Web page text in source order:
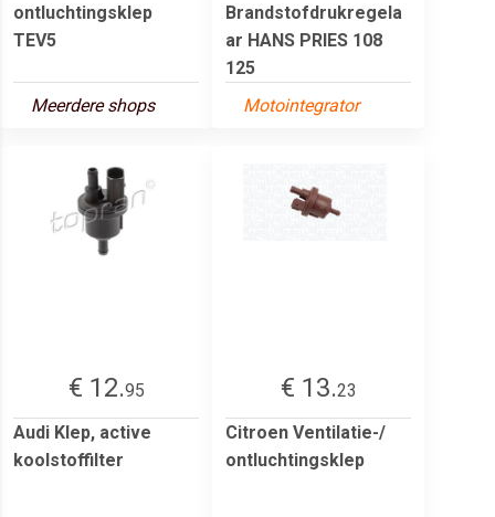
ontluchtingsklep
TEV5
Meerdere shops
Brandstofdrukregela
ar HANS PRIES 108
125
Motointegrator
€ 12.95
Audi Klep, active
koolstoffilter
€ 13.23
Citroen Ventilatie-/
ontluchtingsklep